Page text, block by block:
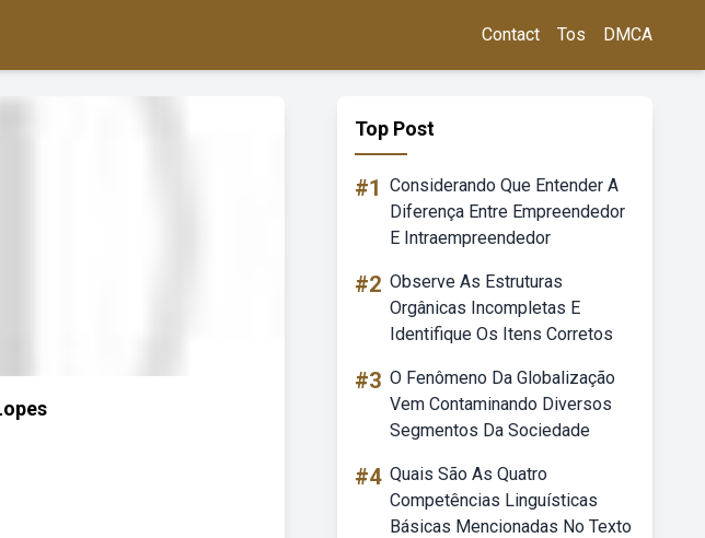
Contact Tos DMCA
Top Post
#1 Considerando Que Entender A
Diferença Entre Empreendedor
E Intraempreendedor
#2 Observe As Estruturas
Orgânicas Incompletas E
Identifique Os Itens Corretos
#3 O Fenômeno Da Globalização
Vem Contaminando Diversos
Segmentos Da Sociedade
#4 Quais São As Quatro
Competências Linguísticas
Básicas Mencionadas No Texto